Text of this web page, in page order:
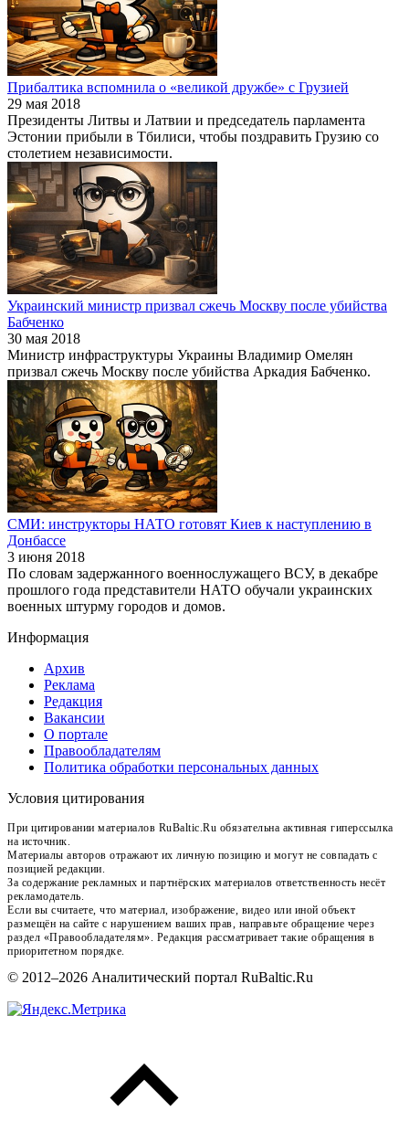
Прибалтика вспомнила о «великой дружбе» с Грузией
29 мая 2018
Президенты Литвы и Латвии и председатель парламента
Эстонии прибыли в Тбилиси, чтобы поздравить Грузию со
столетием независимости.
Украинский министр призвал сжечь Москву после убийства
Бабченко
30 мая 2018
Министр инфраструктуры Украины Владимир Омелян
призвал сжечь Москву после убийства Аркадия Бабченко.
СМИ: инструкторы НАТО готовят Киев к наступлению в
Донбассе
3 июня 2018
По словам задержанного военнослужащего ВСУ, в декабре
прошлого года представители НАТО обучали украинских
военных штурму городов и домов.
Информация
Архив
Реклама
Редакция
Вакансии
О портале
Правообладателям
Политика обработки персональных данных
Условия цитирования
При цитировании материалов RuBaltic.Ru обязательна активная гиперссылка
на источник.
Материалы авторов отражают их личную позицию и могут не совпадать с
позицией редакции.
За содержание рекламных и партнёрских материалов ответственность несёт
рекламодатель.
Если вы считаете, что материал, изображение, видео или иной объект
размещён на сайте с нарушением ваших прав, направьте обращение через
раздел «Правообладателям». Редакция рассматривает такие обращения в
приоритетном порядке.
© 2012–2026 Аналитический портал RuBaltic.Ru